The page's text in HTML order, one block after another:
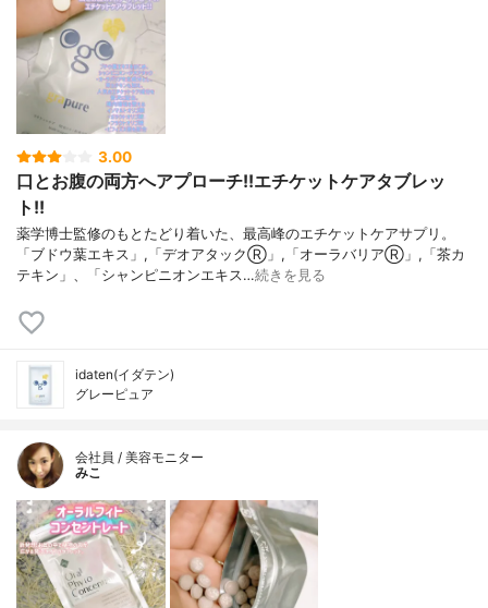
3.00
口とお腹の両方へアプローチ!!エチケットケアタブレッ
ト!!
薬学博士監修のもとたどり着いた、最高峰のエチケットケアサプリ。
「ブドウ葉エキス」,「デオアタックⓇ」,「オーラバリアⓇ」,「茶カ
テキン」、「シャンピニオンエキス…続きを見る
idaten(イダテン)
グレーピュア
会社員 / 美容モニター
みこ